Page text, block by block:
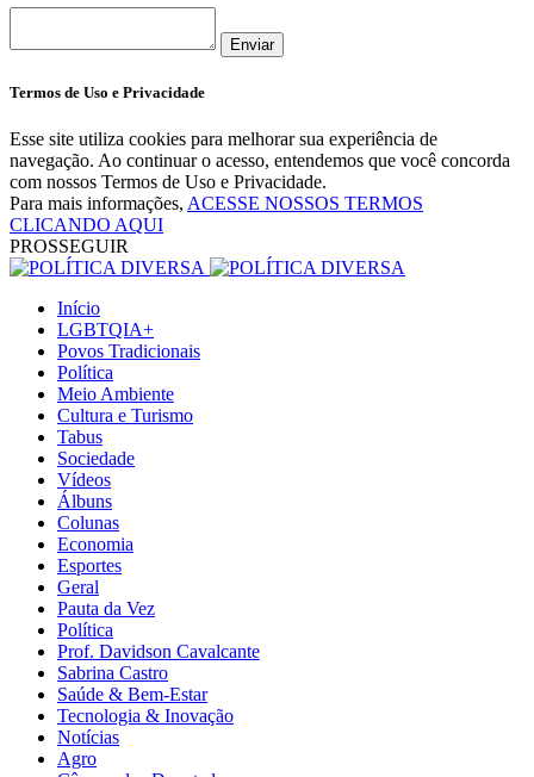
Enviar
Termos de Uso e Privacidade
Esse site utiliza cookies para melhorar sua experiência de
navegação. Ao continuar o acesso, entendemos que você concorda
com nossos Termos de Uso e Privacidade.
Para mais informações, ACESSE NOSSOS TERMOS
CLICANDO AQUI
PROSSEGUIR
Início
LGBTQIA+
Povos Tradicionais
Política
Meio Ambiente
Cultura e Turismo
Tabus
Sociedade
Vídeos
Álbuns
Colunas
Economia
Esportes
Geral
Pauta da Vez
Política
Prof. Davidson Cavalcante
Sabrina Castro
Saúde & Bem-Estar
Tecnologia & Inovação
Notícias
Agro